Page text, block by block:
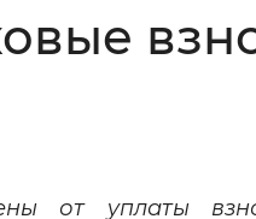
от уплаты